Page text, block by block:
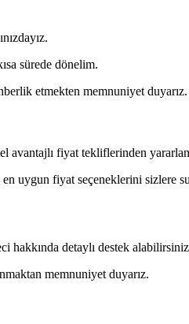
sürede dönelim.
etmekten memnuniyet duyarız.
avantajlı fiyat tekliflerinden
fiyat seçeneklerini sizlere
hakkında detaylı destek
memnuniyet duyarız.